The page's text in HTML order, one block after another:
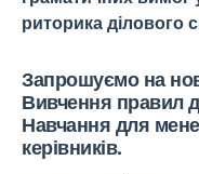
риторика ділового
Запрошуємо на
Вивчення правил
Навчання для
керівників.